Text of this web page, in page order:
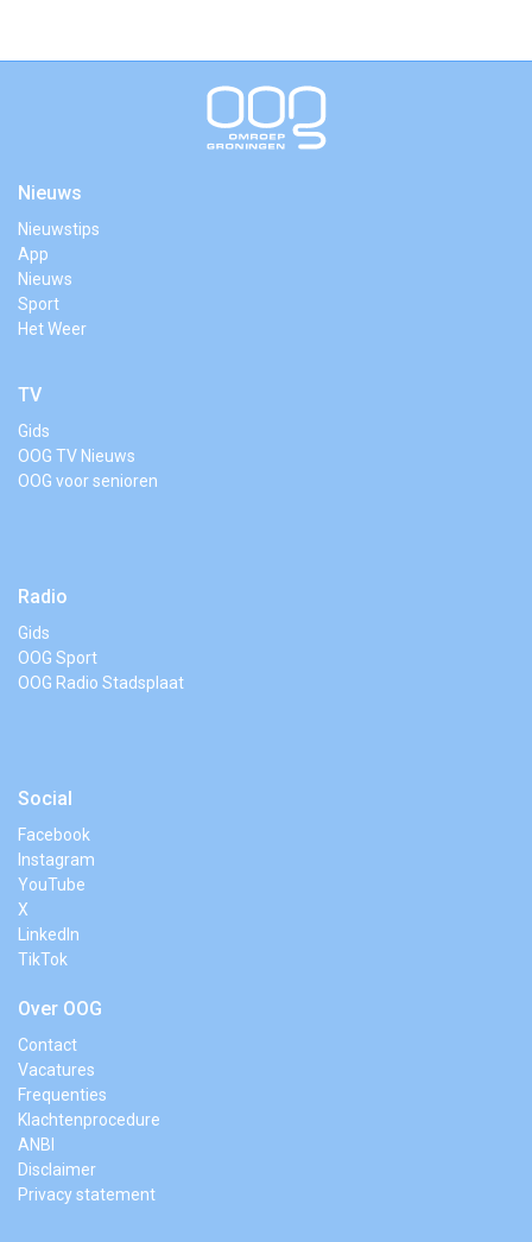
Nieuws
Nieuwstips
App
Nieuws
Sport
Het Weer
TV
Gids
OOG TV Nieuws
OOG voor senioren
Radio
Gids
OOG Sport
OOG Radio Stadsplaat
Social
Facebook
Instagram
YouTube
X
LinkedIn
TikTok
Over OOG
Contact
Vacatures
Frequenties
Klachtenprocedure
ANBI
Disclaimer
Privacy statement